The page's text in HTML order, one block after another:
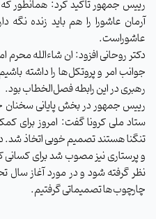
رییس جمهور تاکید کرد: همانطور که
آرمان عاشورا را هم باید زنده
عاشوراست.
دکتر روحانی افزود: ان شاءالله
جوانب امر و پروتکل‌ها را داشته
رهبری در این رابطه فصل‌الخطاب بود.
رییس جمهور در بخش پایانی سخنان
ستاد ملی کرونا گفت: امروز برای
تنگنا هستند تصمیم خوبی اتخاذ شد.
و پرستاری نیز مصوب شد برای کسانی
چارچوب‌ها تصمیماتی گرفتیم.